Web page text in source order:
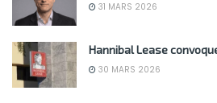
31 MARS 2026
Hannibal Lease
30 MARS 2026